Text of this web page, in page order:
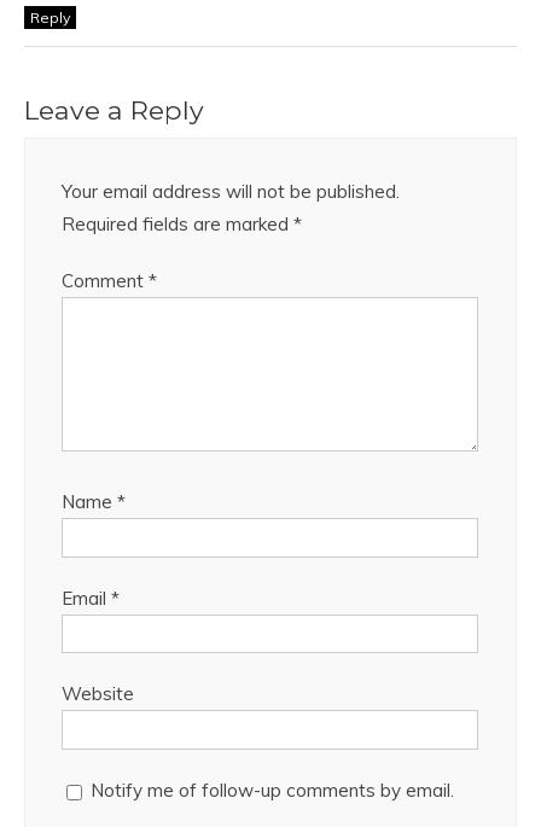
Reply
Leave a Reply
Your email address will not be published.
Required fields are marked *
Comment *
Name *
Email *
Website
Notify me of follow-up comments by email.